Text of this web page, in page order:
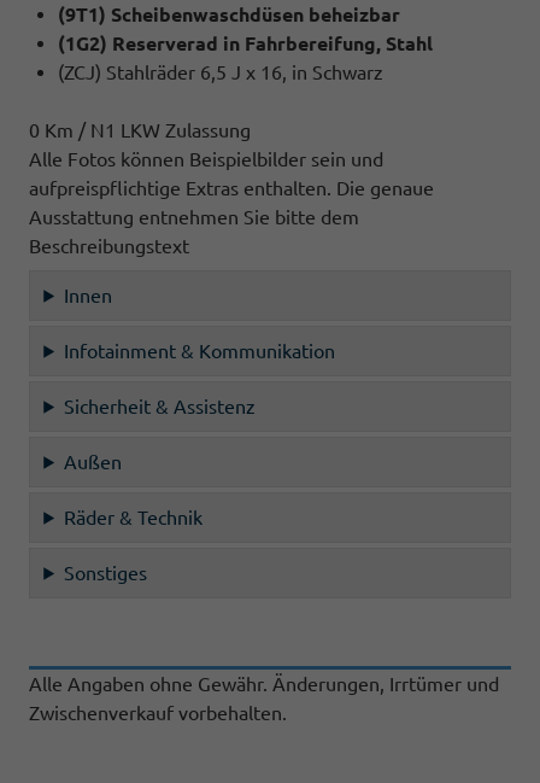
(9T1) Scheibenwaschdüsen beheizbar
(1G2) Reserverad in Fahrbereifung, Stahl
(ZCJ) Stahlräder 6,5 J x 16, in Schwarz
0 Km / N1 LKW Zulassung
Alle Fotos können Beispielbilder sein und
aufpreispflichtige Extras enthalten. Die genaue
Ausstattung entnehmen Sie bitte dem
Beschreibungstext
Innen
Infotainment & Kommunikation
Sicherheit & Assistenz
Außen
Räder & Technik
Sonstiges
Alle Angaben ohne Gewähr. Änderungen, Irrtümer und
Zwischenverkauf vorbehalten.